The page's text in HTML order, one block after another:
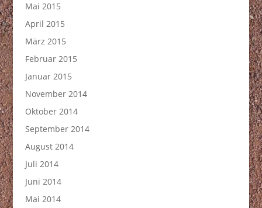
Mai 2015
April 2015
März 2015
Februar 2015
Januar 2015
November 2014
Oktober 2014
September 2014
August 2014
Juli 2014
Juni 2014
Mai 2014